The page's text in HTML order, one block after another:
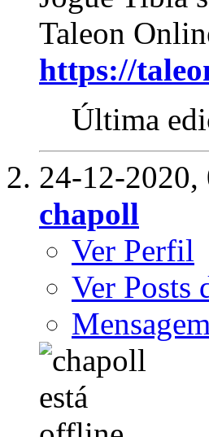
Taleon
https://
Última
24-12-2020,
chapoll
Ver Perfil
Ver Posts